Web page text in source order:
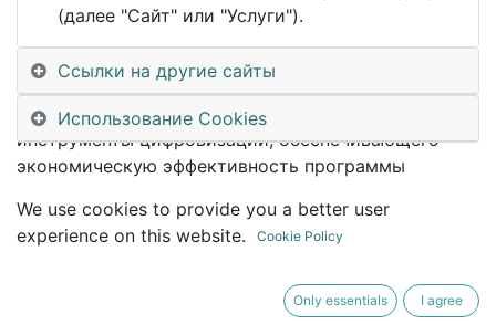
Как результат — снижение рисков, увеличение
отдачи, использования резервов и возможностей,
составление дорожной карты цифровизации
производства, с оценкой объема инвестирования в
инструменты цифровизации, обеспечивающего
экономическую эффективность программы
Объём работ направлен на развитие
Процессы экономического (ERP), Сбытового
(CRM), Инженерного (PLM) и контура ТОиР (EAM)
(далее "Сайт" или "Услуги").
Ссылки на другие сайты
Использование Cookies
We use cookies to provide you a better user
experience on this website.
Cookie Policy
Only essentials I agree